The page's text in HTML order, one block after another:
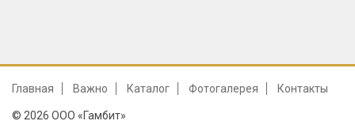
Главная Важно Каталог Фотогалерея Контакты
© 2026 ООО «Гамбит»